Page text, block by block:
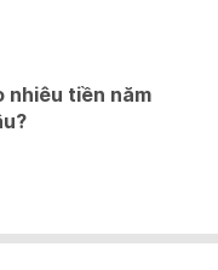
nhiêu tiền năm